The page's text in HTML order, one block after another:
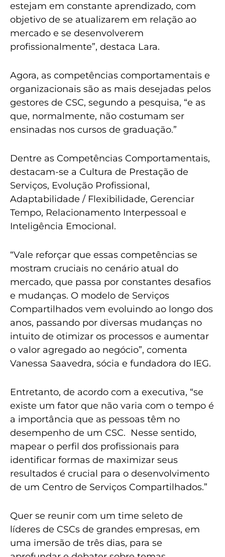
estejam em constante aprendizado, com
objetivo de se atualizarem em relação ao
mercado e se desenvolverem
profissionalmente”, destaca Lara.
Agora, as competências comportamentais e
organizacionais são as mais desejadas pelos
gestores de CSC, segundo a pesquisa, “e as
que, normalmente, não costumam ser
ensinadas nos cursos de graduação.”
Dentre as Competências Comportamentais,
destacam-se a Cultura de Prestação de
Serviços, Evolução Profissional,
Adaptabilidade / Flexibilidade, Gerenciar
Tempo, Relacionamento Interpessoal e
Inteligência Emocional.
“Vale reforçar que essas competências se
mostram cruciais no cenário atual do
mercado, que passa por constantes desafios
e mudanças. O modelo de Serviços
Compartilhados vem evoluindo ao longo dos
anos, passando por diversas mudanças no
intuito de otimizar os processos e aumentar
o valor agregado ao negócio”, comenta
Vanessa Saavedra, sócia e fundadora do IEG.
Entretanto, de acordo com a executiva, “se
existe um fator que não varia com o tempo é
a importância que as pessoas têm no
desempenho de um CSC. Nesse sentido,
mapear o perfil dos profissionais para
identificar formas de maximizar seus
resultados é crucial para o desenvolvimento
de um Centro de Serviços Compartilhados.”
Quer se reunir com um time seleto de
líderes de CSCs de grandes empresas, em
uma imersão de três dias, para se